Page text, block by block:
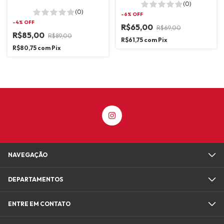
(0)
-4% OFF
R$85,00 R$89,00
R$80,75 com Pix
(0)
-6% OFF
R$65,00 R$69,00
R$61,75 com Pix
NAVEGAÇÃO
DEPARTAMENTOS
ENTRE EM CONTATO